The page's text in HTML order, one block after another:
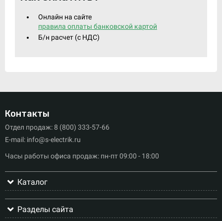
Онлайн на сайте
правила оплаты банковской картой
Б/н расчет (c НДС)
Контакты
Отдел продаж: 8 (800) 333-57-66
E-mail: info@s-electrik.ru
Часы работы офиса продаж: пн-пт 09:00 - 18:00
Каталог
Разделы сайта